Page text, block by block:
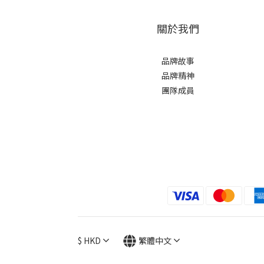
關於我們
品牌故事
品牌精神
團隊成員
$ HKD 繁體中文